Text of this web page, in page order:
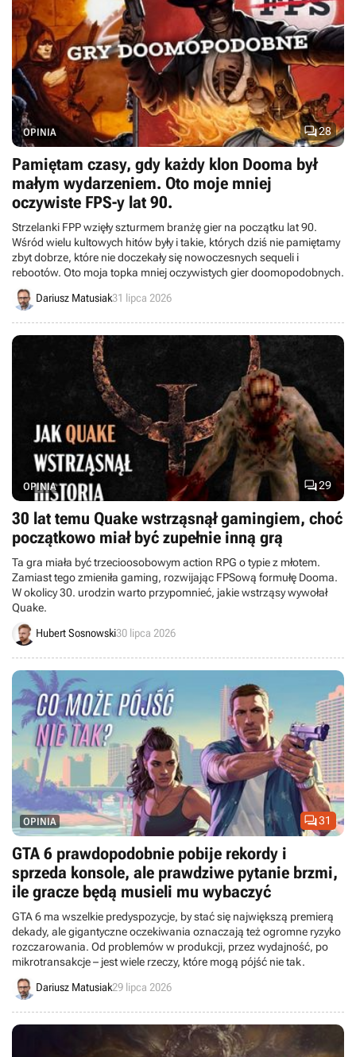
28
OPINIA
Pamiętam czasy, gdy każdy klon Dooma był
małym wydarzeniem. Oto moje mniej
oczywiste FPS-y lat 90.
Strzelanki FPP wzięły szturmem branżę gier na początku lat 90.
Wśród wielu kultowych hitów były i takie, których dziś nie pamiętamy
zbyt dobrze, które nie doczekały się nowoczesnych sequeli i
rebootów. Oto moja topka mniej oczywistych gier doomopodobnych.
Dariusz Matusiak31 lipca 2026
29
OPINIA
30 lat temu Quake wstrząsnął gamingiem, choć
początkowo miał być zupełnie inną grą
Ta gra miała być trzecioosobowym action RPG o typie z młotem.
Zamiast tego zmieniła gaming, rozwijając FPSową formułę Dooma.
W okolicy 30. urodzin warto przypomnieć, jakie wstrząsy wywołał
Quake.
Hubert Sosnowski30 lipca 2026
31
OPINIA
GTA 6 prawdopodobnie pobije rekordy i
sprzeda konsole, ale prawdziwe pytanie brzmi,
ile gracze będą musieli mu wybaczyć
GTA 6 ma wszelkie predyspozycje, by stać się największą premierą
dekady, ale gigantyczne oczekiwania oznaczają też ogromne ryzyko
rozczarowania. Od problemów w produkcji, przez wydajność, po
mikrotransakcje – jest wiele rzeczy, które mogą pójść nie tak.
Dariusz Matusiak29 lipca 2026